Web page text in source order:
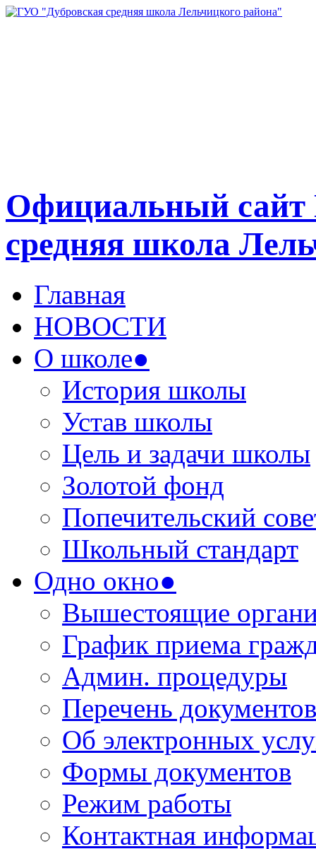
Официальный
средняя школа
Главная
НОВОСТИ
О школе●
История школы
Устав школы
Цель и задачи школы
Золотой фонд
Попечительский
Школьный стандарт
Одно окно●
Вышестоящие
График приема
Админ. процедуры
Перечень документов
Об электронных
Формы документов
Режим работы
Контактная